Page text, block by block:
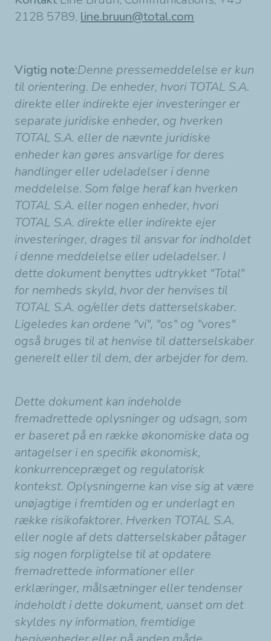
2128 5789, line.bruun@total.com
Vigtig note:Denne pressemeddelelse er kun
til orientering. De enheder, hvori TOTAL S.A.
direkte eller indirekte ejer investeringer er
separate juridiske enheder, og hverken
TOTAL S.A. eller de nævnte juridiske
enheder kan gøres ansvarlige for deres
handlinger eller udeladelser i denne
meddelelse. Som følge heraf kan hverken
TOTAL S.A. eller nogen enheder, hvori
TOTAL S.A. direkte eller indirekte ejer
investeringer, drages til ansvar for indholdet
i denne meddelelse eller udeladelser. I
dette dokument benyttes udtrykket "Total"
for nemheds skyld, hvor der henvises til
TOTAL S.A. og/eller dets datterselskaber.
Ligeledes kan ordene "vi", "os" og "vores"
også bruges til at henvise til datterselskaber
generelt eller til dem, der arbejder for dem.
Dette dokument kan indeholde
fremadrettede oplysninger og udsagn, som
er baseret på en række økonomiske data og
antagelser i en specifik økonomisk,
konkurrencepræget og regulatorisk
kontekst. Oplysningerne kan vise sig at være
unøjagtige i fremtiden og er underlagt en
række risikofaktorer. Hverken TOTAL S.A.
eller nogle af dets datterselskaber påtager
sig nogen forpligtelse til at opdatere
fremadrettede informationer eller
erklæringer, målsætninger eller tendenser
indeholdt i dette dokument, uanset om det
skyldes ny information, fremtidige